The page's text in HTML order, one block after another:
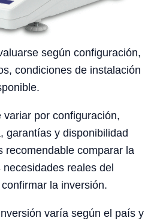
según configuración,
condiciones de instalación
por configuración,
garantías y disponibilidad
recomendable comparar la
reales del
la inversión.
varía según el país y